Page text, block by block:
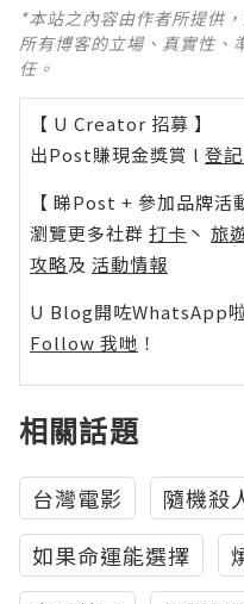
*本站之內容由作者所提供
所有博客的立場、真實性、
任。
【 U Creator 招募 】
出Post賺現金獎賞 l 登
【 睇Post + 參加品牌活
瀏覽更多社群 打卡 丶 旅
攻略及 活動情報
U Blog開咗WhatsApp
Follow 我哋 ！
相關話題
台灣電影 隨機殺
如果命運能選擇